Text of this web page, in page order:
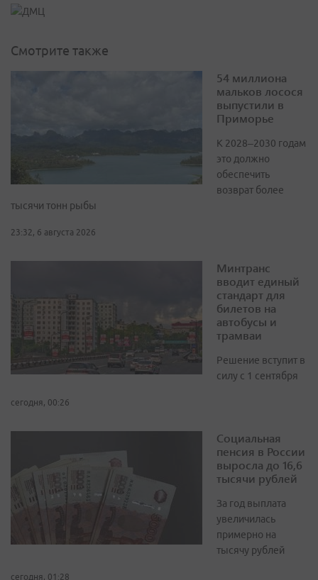
Смотрите также
54 миллиона
мальков лосося
выпустили в
Приморье
К 2028–2030 годам
это должно
обеспечить
возврат более
тысячи тонн рыбы
23:32, 6 августа 2026
Минтранс
вводит единый
стандарт для
билетов на
автобусы и
трамваи
Решение вступит в
силу с 1 сентября
сегодня, 00:26
Социальная
пенсия в России
выросла до 16,6
тысячи рублей
За год выплата
увеличилась
примерно на
тысячу рублей
сегодня, 01:28